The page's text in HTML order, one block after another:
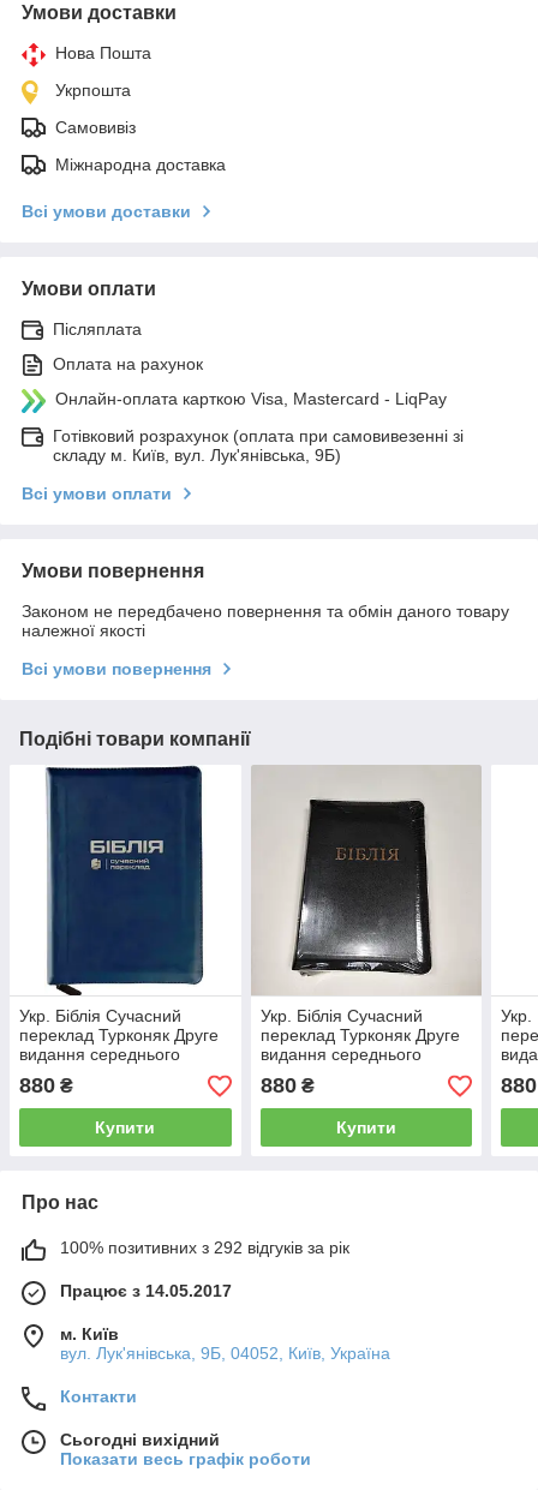
Умови доставки
Нова Пошта
Укрпошта
Самовивіз
Міжнародна доставка
Всі умови доставки
Умови оплати
Післяплата
Оплата на рахунок
Онлайн-оплата карткою Visa, Mastercard - LiqPay
Готівковий розрахунок (оплата при самовивезенні зі
складу м. Київ, вул. Лук'янівська, 9Б)
Всі умови оплати
Умови повернення
Законом не передбачено повернення та обмін даного товару
належної якості
Всі умови повернення
Подібні товари компанії
Укр. Біблія Сучасний
переклад Турконяк Друге
видання середнього
формату (синя, напис,
шкірзам, блискавка,
індекси, срібло,15х21)
880 ₴
Купити
Укр. Біблія Сучасний
переклад Турконяк Друге
видання середнього
формату (чорна, глянець,
шкірзам, індекси,
блискавка, 15х21)
880₴
Купити
Укр.
880
Про нас
100% позитивних з 292 відгуків за рік
Працює з 14.05.2017
м. Київ
вул. Лук'янівська, 9Б, 04052, Київ, Україна
Контакти
Сьогодні вихідний
Показати весь графік роботи